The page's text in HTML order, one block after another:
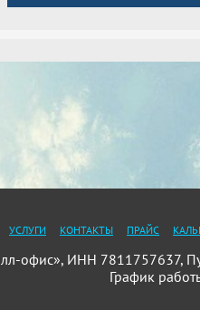
УСЛУГИ КОНТАКТЫ ПРАЙС
офис», ИНН 7811757637,
График